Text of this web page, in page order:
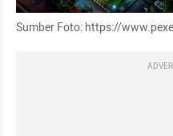
Sumber Foto: https://